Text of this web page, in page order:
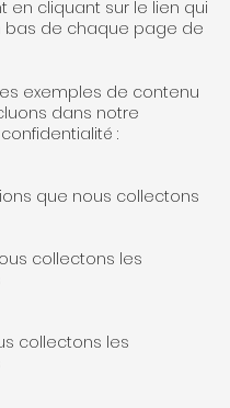
en cliquant sur le lien qui
bas de chaque page de
exemples de contenu
dans notre
:
que nous collectons
collectons les
collectons les